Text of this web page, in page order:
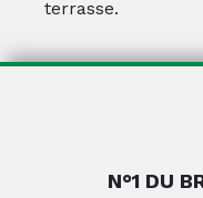
terrasse.
N°1 DU